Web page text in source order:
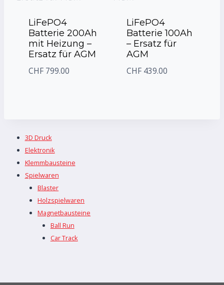
LiFePO4
Batterie 200Ah
mit Heizung –
Ersatz für AGM
CHF 799.00
LiFePO4
Batterie 100Ah
– Ersatz für
AGM
CHF 439.00
3D Druck
Elektronik
Klemmbausteine
Spielwaren
Blaster
Holzspielwaren
Magnetbausteine
Ball Run
Car Track